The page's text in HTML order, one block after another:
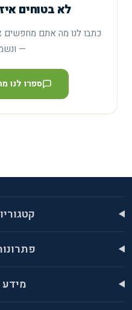
לא בטוחים
כתבו לנו מה אתם מחפשים
—
ספרו לנו